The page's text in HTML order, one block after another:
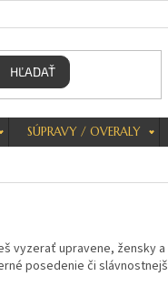
HĽADAŤ
SÚPRAVY / OVERALY
vyzerať upravene, žensky
posedenie či